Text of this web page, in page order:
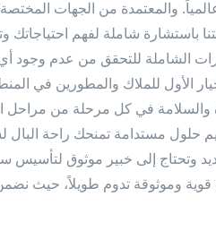
عالمياً. والمعتمدة من الجهات
باستشارة شاملة لفهم
الشاملة للتحقق من عدم
الأول للملاك والمطورين في
والسلامة في كل مرحلة من مراحل
حلول مستدامة تمنحك راحة
وتحتاج إلى خبير موثوق لتأسيس
قوية وموثوقة تدوم طويلاً، حيث